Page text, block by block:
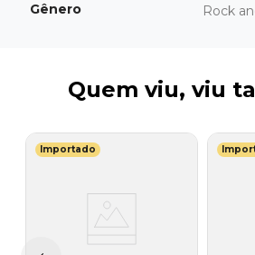
Gênero Rock
Quem viu, viu
Importado